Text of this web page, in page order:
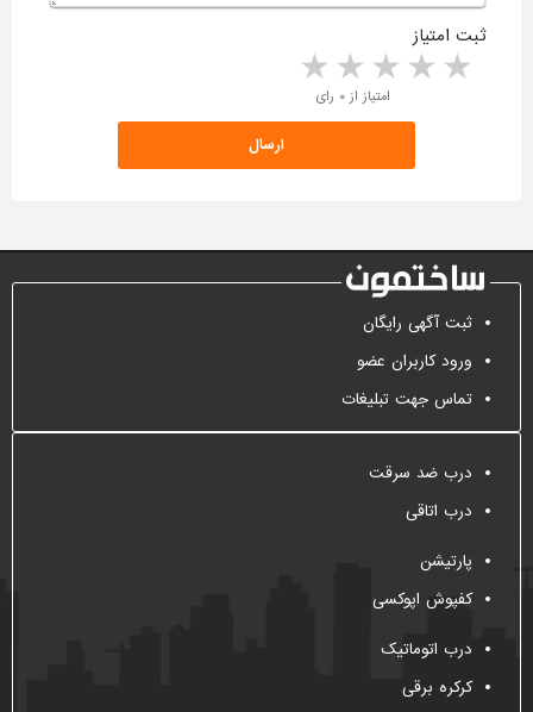
ثبت امتیاز
4 stars 3 stars 2 stars 1 star امتیاز از ۰ رای
ثبت آگهی رایگان
ورود کاربران عضو
تماس جهت تبلیغات
درب ضد سرقت
درب اتاقی
پارتیشن
کفپوش اپوکسی
درب اتوماتیک
کرکره برقی